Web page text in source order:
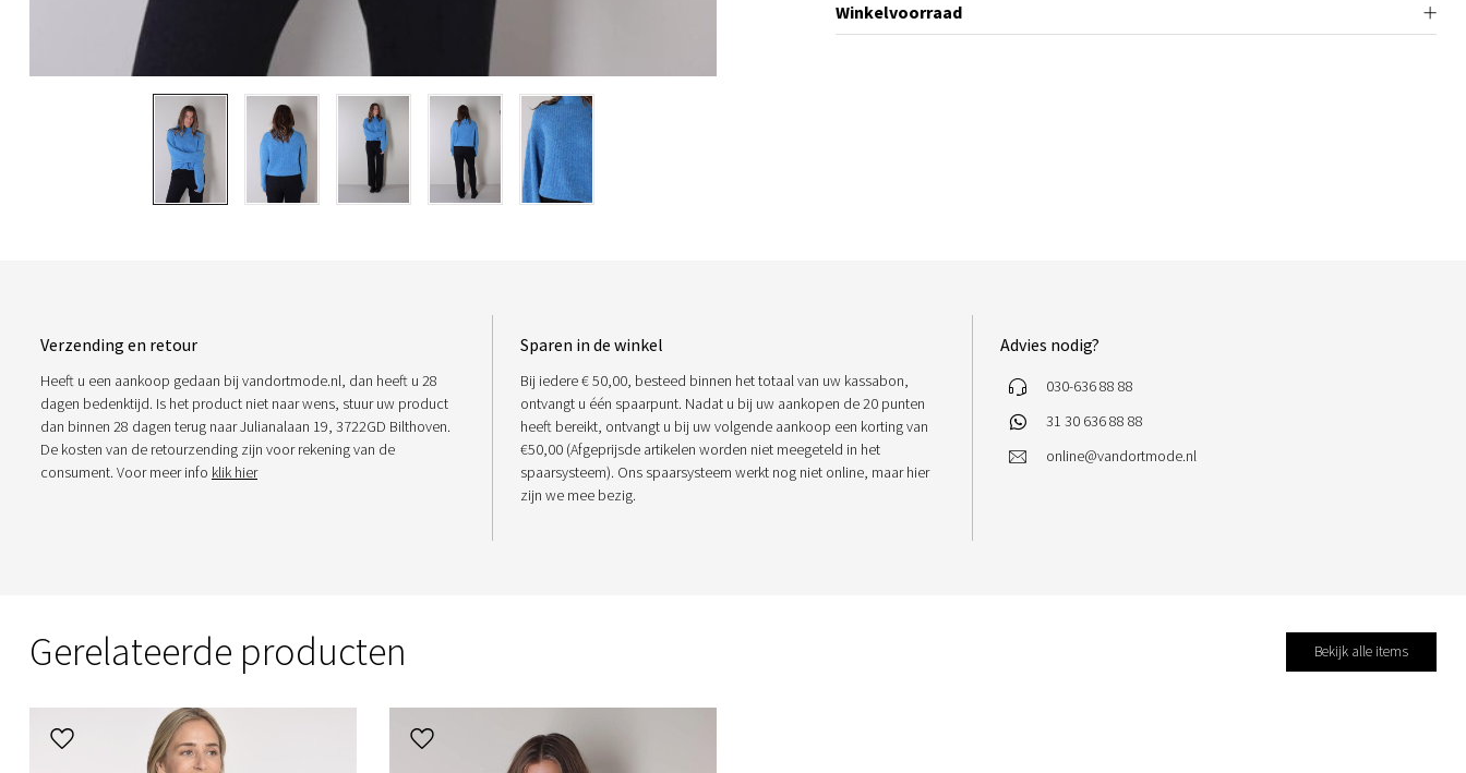
Winkelvoorraad
Verzending en retour
Heeft u een aankoop gedaan bij vandortmode.nl, dan heeft u 28
dagen bedenktijd. Is het product niet naar wens, stuur uw product
dan binnen 28 dagen terug naar Julianalaan 19, 3722GD Bilthoven.
De kosten van de retourzending zijn voor rekening van de
consument. Voor meer info klik hier
Sparen in de winkel
Bij iedere € 50,00, besteed binnen het totaal van uw kassabon,
ontvangt u één spaarpunt. Nadat u bij uw aankopen de 20 punten
heeft bereikt, ontvangt u bij uw volgende aankoop een korting van
€50,00 (Afgeprijsde artikelen worden niet meegeteld in het
spaarsysteem). Ons spaarsysteem werkt nog niet online, maar hier
zijn we mee bezig.
Advies nodig?
030-636 88 88
31 30 636 88 88
online@vandortmode.nl
Gerelateerde producten Bekijk alle items